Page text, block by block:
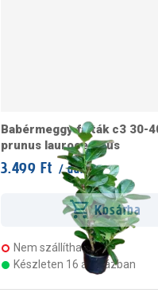
Babérmeggy fajták c3 30-
prunus laurocerasus
3.499 Ft / darab
Kosárba
Nem szállítható
Készleten 16 áruházban